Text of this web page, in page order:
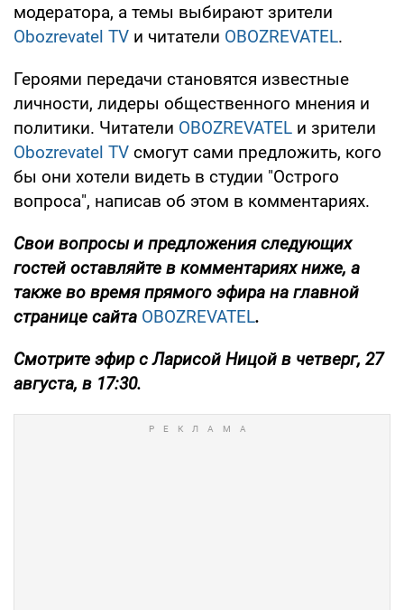
модератора, а темы выбирают зрители
Obozrevatel TV и читатели OBOZREVATEL.
Героями передачи становятся известные
личности, лидеры общественного мнения и
политики. Читатели OBOZREVATEL и зрители
Obozrevatel TV смогут сами предложить, кого
бы они хотели видеть в студии "Острого
вопроса", написав об этом в комментариях.
Свои вопросы и предложения следующих
гостей оставляйте в комментариях ниже, а
также во время прямого эфира на главной
странице сайта OBOZREVATEL.
Смотрите эфирс Ларисой Ницой в четверг, 27
августа, в 17:30.